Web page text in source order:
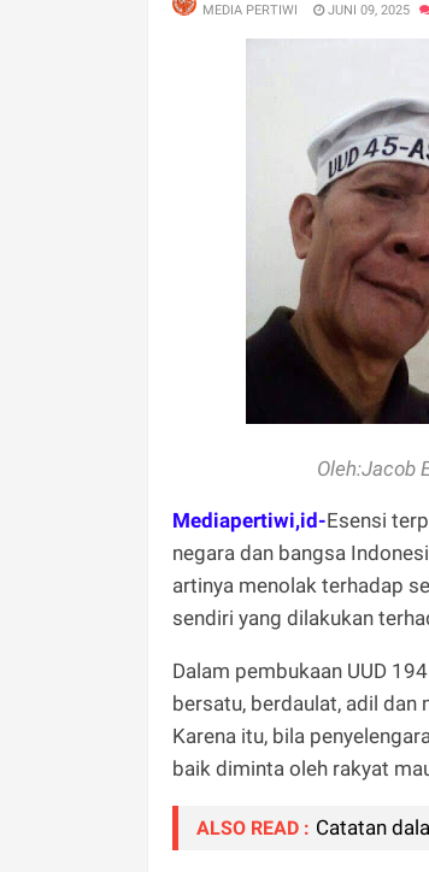
MEDIA PERTIWI JUNI 09, 2025
Oleh:Jacob
Mediapertiwi,id-Esensi
negara dan bangsa
artinya menolak terhadap
sendiri yang dilakukan
Dalam pembukaan UUD
bersatu, berdaulat, adil dan
Karena itu, bila
baik diminta oleh rakyat
ALSO READ : Catatan